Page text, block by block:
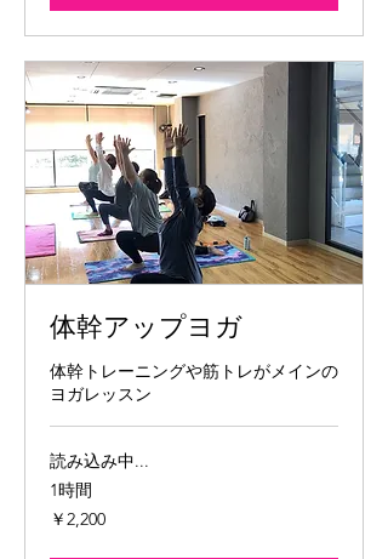
体幹アップヨガ
体幹トレーニングや筋トレがメインの
ヨガレッスン
読み込み中...
1時間
2,200
円
￥2,200